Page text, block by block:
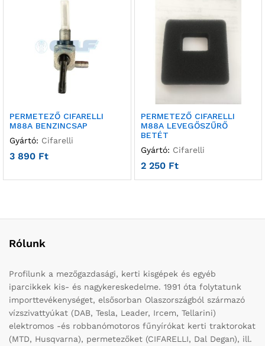
PERMETEZŐ CIFARELLI
M88A BENZINCSAP
Gyártó: Cifarelli
3 890 Ft
PERMETEZŐ CIFARELLI
M88A LEVEGŐSZŰRŐ
BETÉT
Gyártó: Cifarelli
2 250 Ft
Rólunk
Profilunk a mezőgazdasági, kerti kisgépek és egyéb
iparcikkek kis- és nagykereskedelme. 1991 óta folytatunk
importtevékenységet, elsősorban Olaszországból származó
vízszivattyúkat (DAB, Tesla, Leader, Ircem, Tellarini)
elektromos -és robbanómotoros fűnyírókat kerti traktorokat
(MTD, Husqvarna), permetezőket (CIFARELLI, Dal Degan), ill.